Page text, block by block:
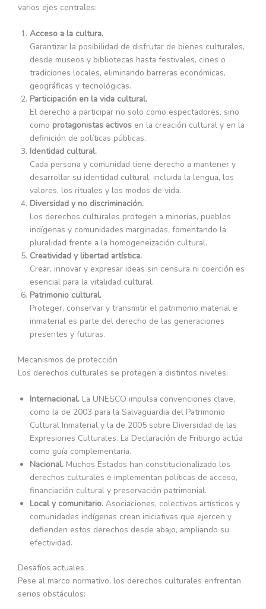
varios ejes centrales:
Acceso a la cultura.
Garantizar la posibilidad de disfrutar de bienes culturales,
desde museos y bibliotecas hasta festivales, cines o
tradiciones locales, eliminando barreras económicas,
geográficas y tecnológicas.
Participación en la vida cultural.
El derecho a participar no solo como espectadores, sino
como protagonistas activos en la creación cultural y en la
definición de políticas públicas.
Identidad cultural.
Cada persona y comunidad tiene derecho a mantener y
desarrollar su identidad cultural, incluida la lengua, los
valores, los rituales y los modos de vida.
Diversidad y no discriminación.
Los derechos culturales protegen a minorías, pueblos
indígenas y comunidades marginadas, fomentando la
pluralidad frente a la homogeneización cultural.
Creatividad y libertad artística.
Crear, innovar y expresar ideas sin censura ni coerción es
esencial para la vitalidad cultural.
Patrimonio cultural.
Proteger, conservar y transmitir el patrimonio material e
inmaterial es parte del derecho de las generaciones
presentes y futuras.
Mecanismos de protección
Los derechos culturales se protegen a distintos niveles:
Internacional. La UNESCO impulsa convenciones clave,
como la de 2003 para la Salvaguardia del Patrimonio
Cultural Inmaterial y la de 2005 sobre Diversidad de las
Expresiones Culturales. La Declaración de Friburgo actúa
como guía complementaria.
Nacional. Muchos Estados han constitucionalizado los
derechos culturales e implementan políticas de acceso,
financiación cultural y preservación patrimonial.
Local y comunitario. Asociaciones, colectivos artísticos y
comunidades indígenas crean iniciativas que ejercen y
defienden estos derechos desde abajo, ampliando su
efectividad.
Desafíos actuales
Pese al marco normativo, los derechos culturales enfrentan
serios obstáculos: